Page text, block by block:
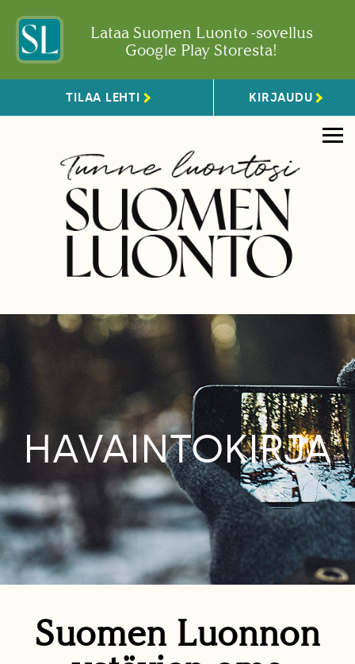
Lataa Suomen Luonto -sovellus
Google Play Storesta!
TILAA LEHTI KIRJAUDU
HAVAINTOKIRJA
Suomen Luonnon